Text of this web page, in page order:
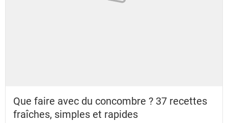
Que faire avec du concombre ? 37 recettes
fraîches, simples et rapides